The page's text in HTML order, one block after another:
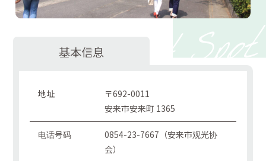
基本信息
地址
〒692-0011
安来市安来町 1365
电话号码
0854-23-7667（安来市观光协
会）